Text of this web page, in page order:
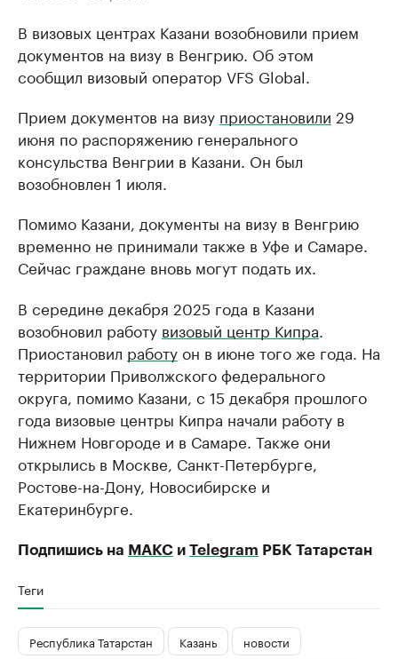
В визовых центрах Казани возобновили прием
документов на визу в Венгрию. Об этом
сообщил визовый оператор VFS Global.
Прием документов на визу приостановили 29
июня по распоряжению генерального
консульства Венгрии в Казани. Он был
возобновлен 1 июля.
Помимо Казани, документы на визу в Венгрию
временно не принимали также в Уфе и Самаре.
Сейчас граждане вновь могут подать их.
В середине декабря 2025 года в Казани
возобновил работу визовый центр Кипра.
Приостановил работуон в июне того же года. На
территории Приволжского федерального
округа, помимо Казани, с 15 декабря прошлого
года визовые центры Кипра начали работу в
Нижнем Новгороде и в Самаре. Также они
открылись в Москве, Санкт-Петербурге,
Ростове-на-Дону, Новосибирске и
Екатеринбурге.
Подпишись на МАКС и Telegram РБК Татарстан
Теги
Республика Татарстан Казань
новости